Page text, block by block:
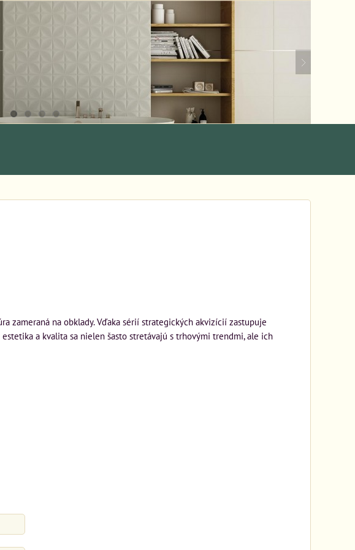
zameraná na obklady. Vďaka sérií strategických akvizícií zastupuje
a kvalita sa nielen šasto stretávajú s trhovými trendmi, ale ich